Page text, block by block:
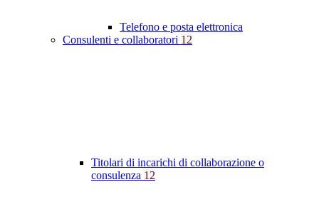
Telefono e posta elettronica
Consulenti e collaboratori 12
Titolari di incarichi di collaborazione o
consulenza 12